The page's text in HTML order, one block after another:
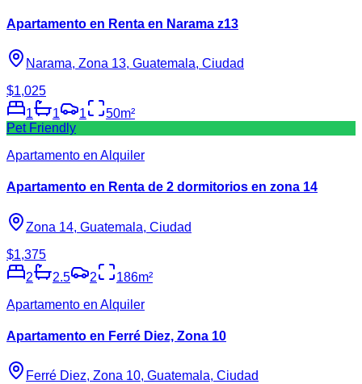
Apartamento en Renta en Narama z13
Narama, Zona 13, Guatemala, Ciudad
$1,025
1
1 1 50m²
Pet Friendly
Apartamento en Alquiler
Apartamento en Renta de 2 dormitorios en zona 14
Zona 14, Guatemala, Ciudad
$1,375
2
2.5 2 186m²
Apartamento en Alquiler
Apartamento en Ferré Diez, Zona 10
Ferré Diez, Zona 10, Guatemala, Ciudad